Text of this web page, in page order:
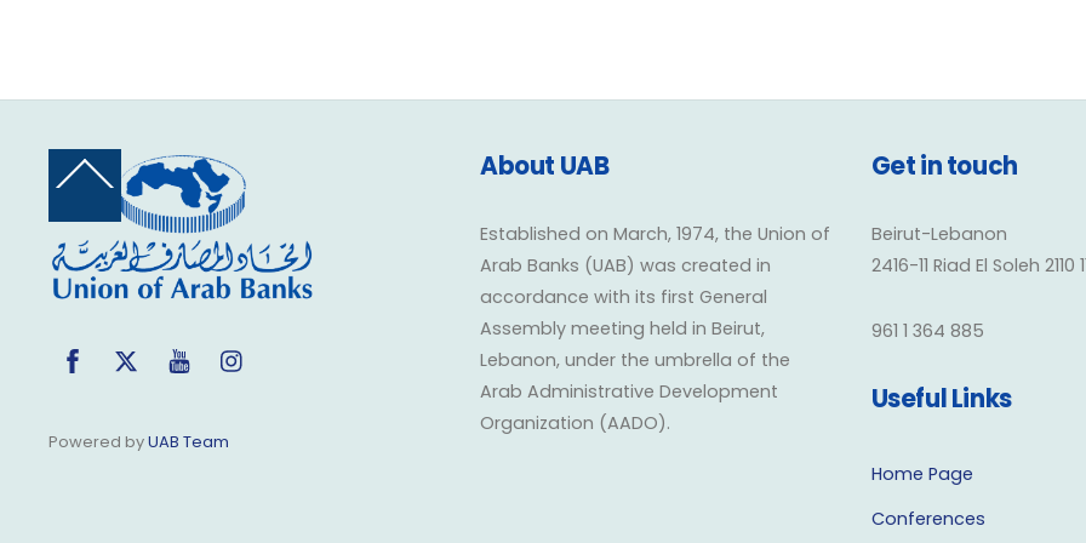
Back
Top
FacebookTwitter YouTube
Powered byUAB Team
About UAB
Established on March, 1974, the Union of
Arab Banks (UAB) was created in
accordance with its first General
Assembly meeting held in Beirut,
Lebanon, under the umbrella of the
Arab Administrative Development
Organization (AADO).
Get in touch
Beirut-Lebanon
2416-11 Riad El Soleh 2110
961 1 364 885
Useful Links
Home Page
Conferences